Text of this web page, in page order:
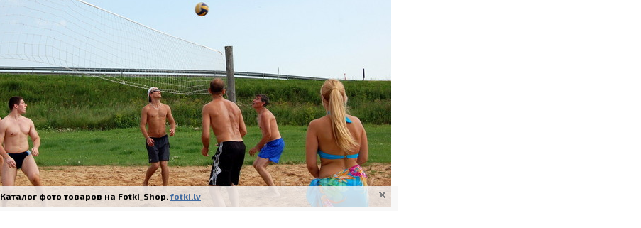
Печать в течение 1 часа в Риге – закажите онлайн
Различные форматы и виды бумаги для ваших фотографий
Доставка по всей Латвии или самовывоз
Каталог фото товаров на Fotki_Shop. fotki.lv